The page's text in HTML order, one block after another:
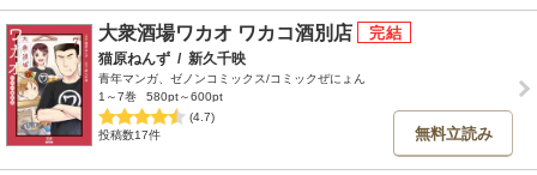
大衆酒場ワカオ ワカコ酒別店
猫原ねんず / 新久千映
青年マンガ、ゼノンコミックス/コミックぜにょん
1～7巻
580pt～600pt
(4.7)
投稿数17件
無料立読み